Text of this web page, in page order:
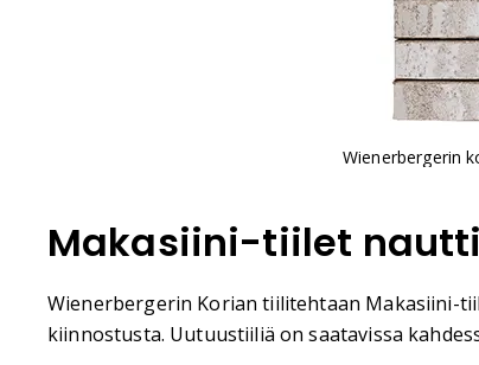
Wienerbergerin
Makasiini-tiilet
Wienerbergerin Korian tiilitehtaan Makasiini-
kiinnostusta. Uutuustiiliä on saatavissa